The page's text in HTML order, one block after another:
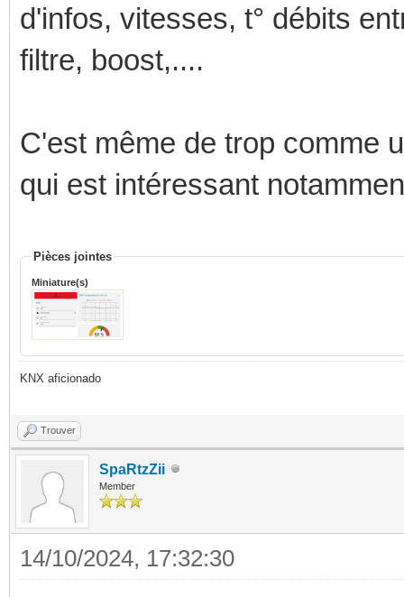
d'infos, vitesses, t° débits
filtre, boost,....
C'est même de trop comme
qui est intéressant
Pièces jointes
Miniature(s)
KNX aficionado
Trouver
SpaRtzZii
Member
14/10/2024, 17:32:30